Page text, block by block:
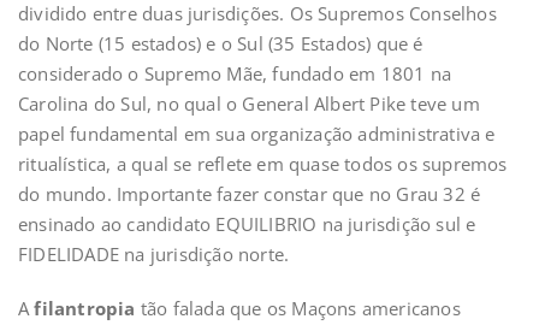
dividido entre duas jurisdições. Os Supremos Conselhos
do Norte (15 estados) e o Sul (35 Estados) que é
considerado o Supremo Mãe, fundado em 1801 na
Carolina do Sul, no qual o General Albert Pike teve um
papel fundamental em sua organização administrativa e
ritualística, a qual se reflete em quase todos os supremos
do mundo. Importante fazer constar que no Grau 32 é
ensinado ao candidato EQUILIBRIO na jurisdição sul e
FIDELIDADE na jurisdição norte.
Afilantropia tão falada que os Maçons americanos